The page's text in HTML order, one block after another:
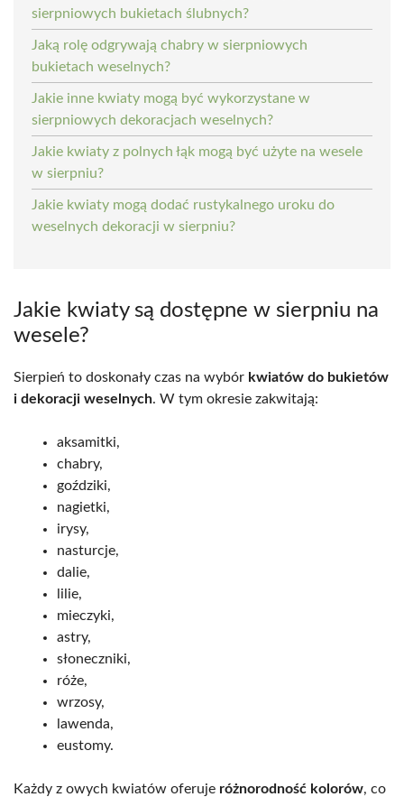
sierpniowych bukietach ślubnych?
Jaką rolę odgrywają chabry w sierpniowych
bukietach weselnych?
Jakie inne kwiaty mogą być wykorzystane w
sierpniowych dekoracjach weselnych?
Jakie kwiaty z polnych łąk mogą być użyte na wesele
w sierpniu?
Jakie kwiaty mogą dodać rustykalnego uroku do
weselnych dekoracji w sierpniu?
Jakie kwiaty są dostępne w sierpniu na
wesele?
Sierpień to doskonały czas na wybór kwiatów do bukietów
i dekoracji weselnych. W tym okresie zakwitają:
aksamitki,
chabry,
goździki,
nagietki,
irysy,
nasturcje,
dalie,
lilie,
mieczyki,
astry,
słoneczniki,
róże,
wrzosy,
lawenda,
eustomy.
Każdy z owych kwiatów oferuje różnorodność kolorów, co